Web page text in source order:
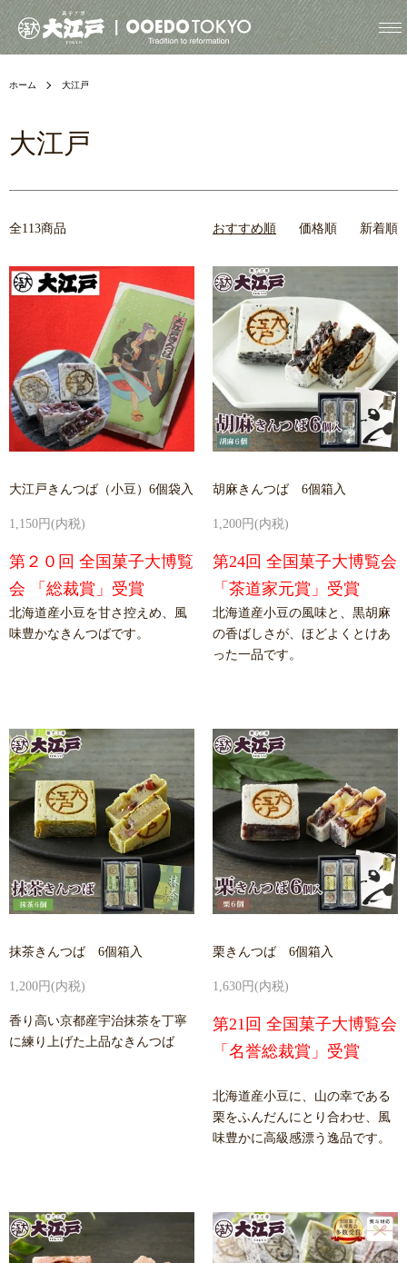
ホーム 大江戸
大江戸
全113商品 おすすめ順 価格順 新着順
大江戸きんつば（小豆）6個袋入
1,150円(内税)
第２０回 全国菓子大博覧
会 「総裁賞」受賞
北海道産小豆を甘さ控えめ、風
味豊かなきんつばです。
胡麻きんつば 6個箱入
1,200円(内税)
第24回 全国菓子大博覧会
「茶道家元賞」受賞
北海道産小豆の風味と、黒胡麻
の香ばしさが、ほどよくとけあ
った一品です。
抹茶きんつば 6個箱入
1,200円(内税)
香り高い京都産宇治抹茶を丁寧
に練り上げた上品なきんつば
栗きんつば 6個箱入
1,630円(内税)
第21回 全国菓子大博覧会
「名誉総裁賞」受賞
北海道産小豆に、山の幸である
栗をふんだんにとり合わせ、風
味豊かに高級感漂う逸品です。